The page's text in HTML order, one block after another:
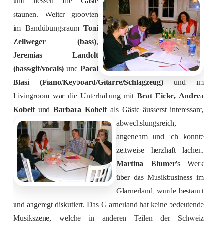
staunen. Weiter groovten
im Bandübungsraum Toni
Zellweger (bass),
Jeremias Landolt
(bass/git/vocals) und Pacal
Bläsi
(Piano/Keyboard/Gitarre/Schlagzeug) und im
Livingroom war die Unterhaltung mit Beat Eicke, Andrea
Kobelt undBarbara Kobelt als Gäste äusserstinteressant,
abwechslungsreich,
angenehm und ich konnte
zeitweise herzhaft lachen.
Martina Blumer's Werk
über das Musikbusiness im
Glarnerland, wurde bestaunt
und angeregt diskutiert. Das Glarnerland hat keine bedeutende
Musikszene, welche in anderen Teilen der Schweiz